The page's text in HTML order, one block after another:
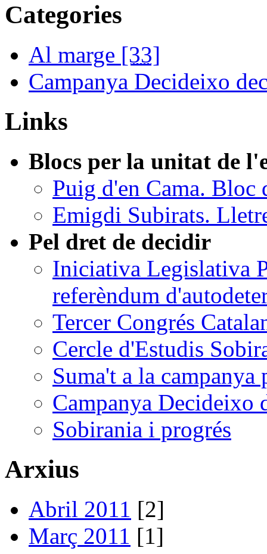
Categories
Al marge [33]
Campanya Decideixo
Links
Blocs per la unitat de
Puig d'en Cama. Bloc
Emigdi Subirats.
Pel dret de decidir
Iniciativa Legislativa
referèndum
Tercer Congrés
Cercle d'Estudis
Suma't a la campanya
Campanya Decideixo
Sobirania i progrés
Arxius
Abril 2011 [2]
Març 2011 [1]